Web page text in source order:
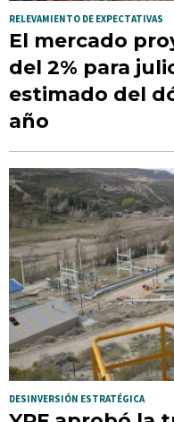
RELEVAMIENTO DE EXPECTATIVAS
El mercado
del 2% para
estimado del
año
DESINVERSIÓN ESTRATÉGICA